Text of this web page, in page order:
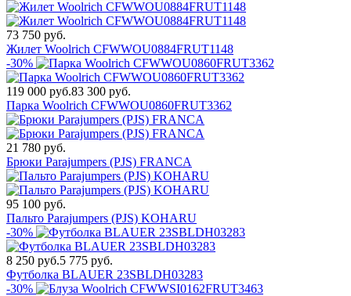
73 750 руб.
Жилет Woolrich CFWWOU0884FRUT1148
-30%
119 000 руб.83 300 руб.
Парка Woolrich CFWWOU0860FRUT3362
21 780 руб.
Брюки Parajumpers (PJS) FRANCA
95 100 руб.
Пальто Parajumpers (PJS) KOHARU
-30%
8 250 руб.5 775 руб.
Футболка BLAUER 23SBLDH03283
-30%